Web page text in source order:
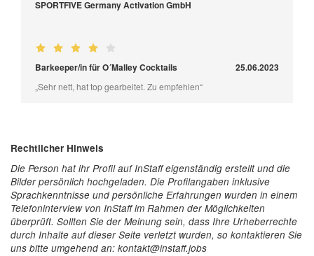
SPORTFIVE Germany Activation GmbH
Barkeeper/in für O´Malley Cocktails 25.06.2023
„Sehr nett, hat top gearbeitet. Zu empfehlen“
Rechtlicher Hinweis
Die Person hat ihr Profil auf InStaff eigenständig erstellt und die
Bilder persönlich hochgeladen. Die Profilangaben inklusive
Sprachkenntnisse und persönliche Erfahrungen wurden in einem
Telefoninterview von InStaff im Rahmen der Möglichkeiten
überprüft. Sollten Sie der Meinung sein, dass Ihre Urheberrechte
durch Inhalte auf dieser Seite verletzt wurden, so kontaktieren Sie
uns bitte umgehend an: kontakt@instaff.jobs